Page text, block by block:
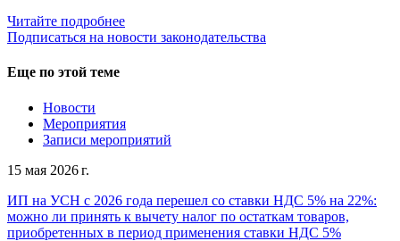
Читайте подробнее
Подписаться на новости законодательства
Еще по этой теме
Новости
Мероприятия
Записи мероприятий
15 мая 2026 г.
ИП на УСН с 2026 года перешел со ставки НДС 5% на 22%:
можно ли принять к вычету налог по остаткам товаров,
приобретенных в период применения ставки НДС 5%